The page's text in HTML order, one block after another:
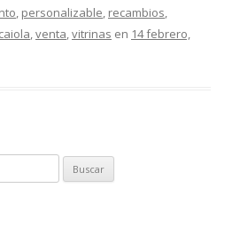
personalizable recambios
venta vitrinas en 14 febrero,